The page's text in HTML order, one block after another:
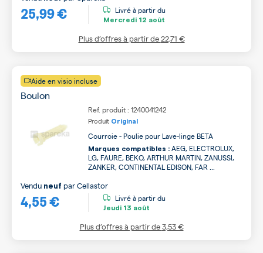
25,99 € Livré à partir du
Mercredi 12 août
Plus d’offres à partir de22,71 €
Aide en visio incluse
Boulon
Ref. produit : 1240041242
Produit Original
Courroie - Poulie pour Lave-linge BETA
Marques compatibles : AEG, ELECTROLUX,
LG, FAURE, BEKO, ARTHUR MARTIN, ZANUSSI,
ZANKER, CONTINENTAL EDISON, FAR ...
4,55 €
Vendu neuf parCellastor
Livré à partir du
Jeudi 13 août
Plus d’offres à partir de3,53 €